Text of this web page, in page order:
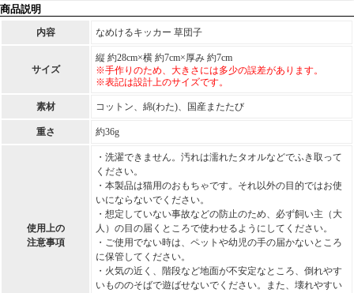
商品説明
内容 なめけるキッカー 草団子
サイズ
縦 約28cm×横 約7cm×厚み 約7cm
※手作りのため、大きさには多少の誤差があります。
※表記は設計上のサイズです。
素材 コットン、綿(わた)、国産またたび
重さ 約36g
使用上の
注意事項
・洗濯できません。汚れは濡れたタオルなどでふき取って
ください。
・本製品は猫用のおもちゃです。それ以外の目的ではお使
いにならないでください。
・想定していない事故などの防止のため、必ず飼い主（大
人）の目の届くところで使わせるようにしてください。
・ご使用でない時は、ペットや幼児の手の届かないところ
に保管してください。
・火気の近く、階段など地面が不安定なところ、倒れやす
いもののそばで遊ばせないでください。また、壊れやすい